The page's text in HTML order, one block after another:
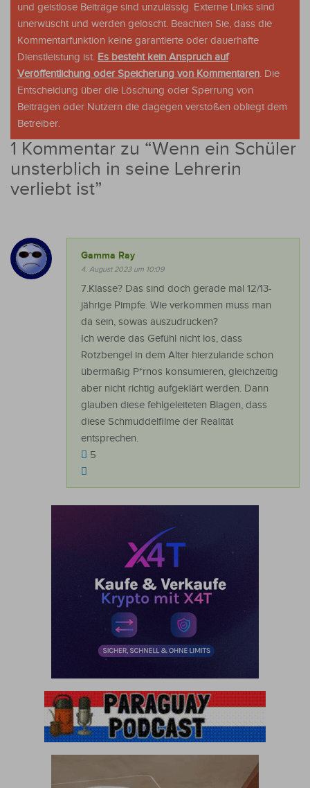
und geistlose Beiträge sind unzulässig. Externe Links sind
unerwüscht und werden gelöscht. Beachten Sie, dass die
Kommentarfunktion keine garantierte oder dauerhafte
Dienstleistung ist. Es besteht kein Anspruch auf
Veröffentlichung oder Speicherung von Kommentaren. Die
Entscheidung über die Löschung oder Sperrung von
Beiträgen oder Nutzern die dagegen verstoßen obliegt dem
Betreiber.
1 Kommentar zu “Wenn ein Schüler
unsterblich in seine Lehrerin
verliebt ist”
Gamma Ray
4. August 2023 um 10:09
7.Klasse? Das sind doch gerade mal 12/13-
jährige Pimpfe. Wie verkommen muss man
da sein, sowas auszudrücken?
Ich werde das Gefühl nicht los, dass
Rotzbengel in dem Alter hierzulande schon
übermäßig P*rnos konsumieren, gleichzeitig
aber nicht richtig aufgeklärt werden. Dann
glauben diese fehlgeleiteten Blagen, dass
diese Schmuddelfilme der Realität
entsprechen.
5